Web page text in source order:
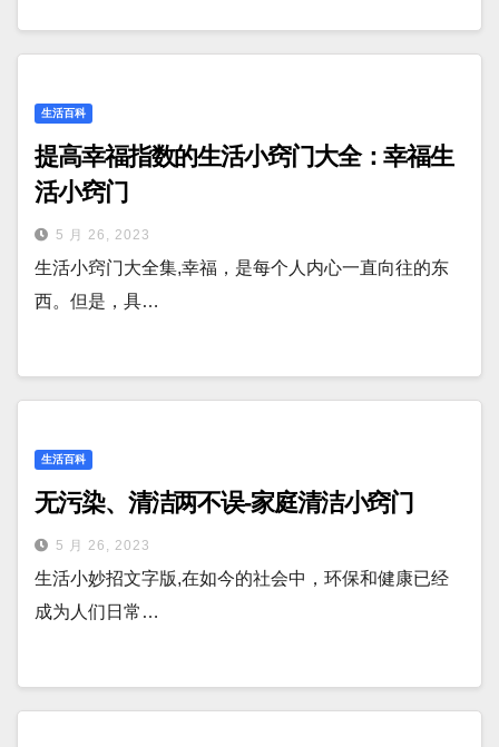
生活百科
提高幸福指数的生活小窍门大全：幸福生
活小窍门
5 月 26, 2023
生活小窍门大全集,幸福，是每个人内心一直向往的东
西。但是，具…
生活百科
无污染、清洁两不误-家庭清洁小窍门
5 月 26, 2023
生活小妙招文字版,在如今的社会中，环保和健康已经
成为人们日常…